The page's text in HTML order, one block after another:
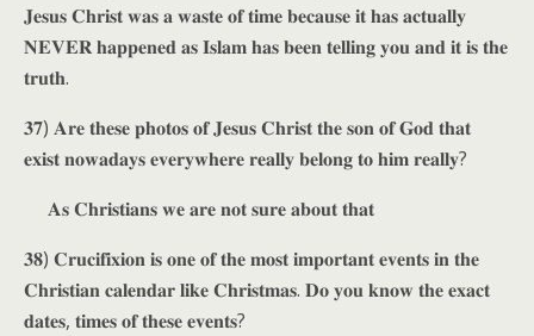
𝐉𝐞𝐬𝐮𝐬 𝐂𝐡𝐫𝐢𝐬𝐭 𝐰𝐚𝐬 𝐚 𝐰𝐚𝐬𝐭𝐞 𝐨𝐟 𝐭𝐢𝐦𝐞 𝐛𝐞𝐜𝐚𝐮𝐬𝐞 𝐢𝐭 𝐡𝐚𝐬 𝐚𝐜𝐭𝐮𝐚𝐥𝐥𝐲
𝐍𝐄𝐕𝐄𝐑 𝐡𝐚𝐩𝐩𝐞𝐧𝐞𝐝 𝐚𝐬 𝐈𝐬𝐥𝐚𝐦 𝐡𝐚𝐬 𝐛𝐞𝐞𝐧 𝐭𝐞𝐥𝐥𝐢𝐧𝐠 𝐲𝐨𝐮 𝐚𝐧𝐝 𝐢𝐭 𝐢𝐬 𝐭𝐡𝐞
𝐭𝐫𝐮𝐭𝐡.
𝟑𝟕) 𝐀𝐫𝐞 𝐭𝐡𝐞𝐬𝐞 𝐩𝐡𝐨𝐭𝐨𝐬 𝐨𝐟 𝐉𝐞𝐬𝐮𝐬 𝐂𝐡𝐫𝐢𝐬𝐭 𝐭𝐡𝐞 𝐬𝐨𝐧 𝐨𝐟 𝐆𝐨𝐝 𝐭𝐡𝐚𝐭
𝐞𝐱𝐢𝐬𝐭 𝐧𝐨𝐰𝐚𝐝𝐚𝐲𝐬 𝐞𝐯𝐞𝐫𝐲𝐰𝐡𝐞𝐫𝐞 𝐫𝐞𝐚𝐥𝐥𝐲 𝐛𝐞𝐥𝐨𝐧𝐠 𝐭𝐨 𝐡𝐢𝐦 𝐫𝐞𝐚𝐥𝐥𝐲?
𝐀𝐬 𝐂𝐡𝐫𝐢𝐬𝐭𝐢𝐚𝐧𝐬 𝐰𝐞 𝐚𝐫𝐞 𝐧𝐨𝐭 𝐬𝐮𝐫𝐞 𝐚𝐛𝐨𝐮𝐭 𝐭𝐡𝐚𝐭
𝟑𝟖) 𝐂𝐫𝐮𝐜𝐢𝐟𝐢𝐱𝐢𝐨𝐧 𝐢𝐬 𝐨𝐧𝐞 𝐨𝐟 𝐭𝐡𝐞 𝐦𝐨𝐬𝐭 𝐢𝐦𝐩𝐨𝐫𝐭𝐚𝐧𝐭 𝐞𝐯𝐞𝐧𝐭𝐬 𝐢𝐧 𝐭𝐡𝐞
𝐂𝐡𝐫𝐢𝐬𝐭𝐢𝐚𝐧 𝐜𝐚𝐥𝐞𝐧𝐝𝐚𝐫 𝐥𝐢𝐤𝐞 𝐂𝐡𝐫𝐢𝐬𝐭𝐦𝐚𝐬. 𝐃𝐨 𝐲𝐨𝐮 𝐤𝐧𝐨𝐰 𝐭𝐡𝐞 𝐞𝐱𝐚𝐜𝐭
𝐝𝐚𝐭𝐞𝐬, 𝐭𝐢𝐦𝐞𝐬 𝐨𝐟 𝐭𝐡𝐞𝐬𝐞 𝐞𝐯𝐞𝐧𝐭𝐬?